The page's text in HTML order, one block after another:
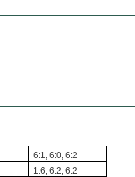
6:1, 6:0, 6:2
1:6, 6:2, 6:2